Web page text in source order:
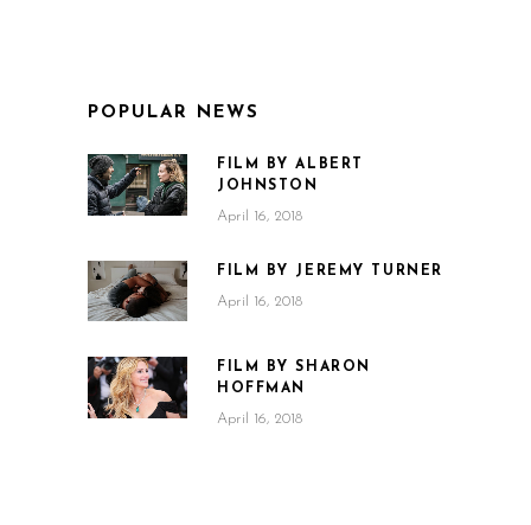
POPULAR NEWS
FILM BY ALBERT
JOHNSTON
April 16, 2018
FILM BY JEREMY TURNER
April 16, 2018
FILM BY SHARON
HOFFMAN
April 16, 2018